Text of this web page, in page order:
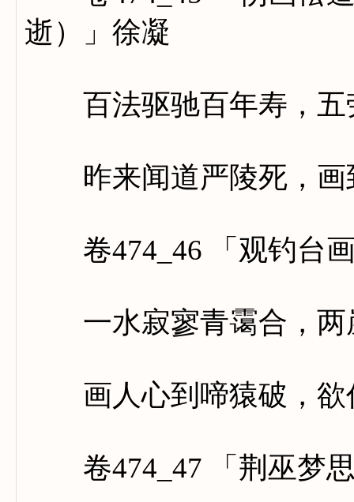
逝）」徐凝
百法驱驰百年寿，五
昨来闻道严陵死，画
卷474_46 「观钓台
一水寂寥青霭合，两
画人心到啼猿破，欲
卷474_47 「荆巫梦